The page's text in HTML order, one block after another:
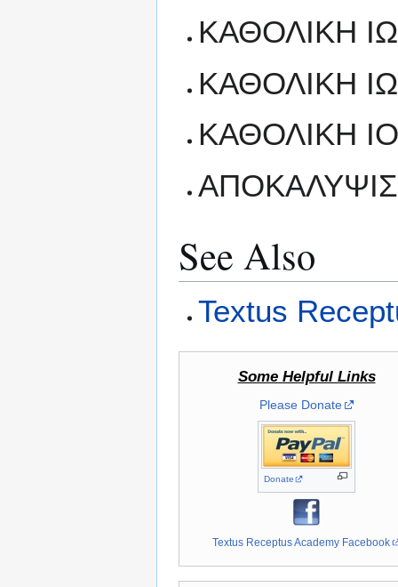
ΚΑΘΟΛΙΚΗ
ΚΑΘΟΛΙΚΗ
ΚΑΘΟΛΙΚΗ
See Also
Textus
Some Helpful Links
Please Donate
Donate
Textus Receptus Academy Facebook